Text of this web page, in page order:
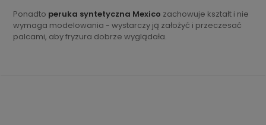
Ponadto peruka syntetyczna Mexico zachowuje kształt i nie
wymaga modelowania - wystarczy ją założyć i przeczesać
palcami, aby fryzura dobrze wyglądała.